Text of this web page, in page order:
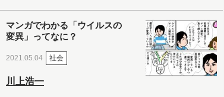
マンガでわかる「ウイルスの
変異」ってなに？
2021.05.04 社会
川上浩一